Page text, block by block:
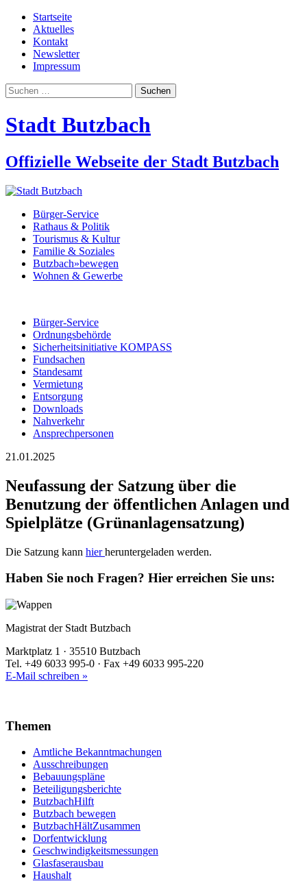
Startseite
Aktuelles
Kontakt
Newsletter
Impressum
Suchen
nach:
Stadt Butzbach
Offizielle Webseite der Stadt Butzbach
Bürger-Service
Rathaus & Politik
Tourismus & Kultur
Familie & Soziales
Butzbach»bewegen
Wohnen & Gewerbe
Bürger-Service
Ordnungsbehörde
Sicherheitsinitiative KOMPASS
Fundsachen
Standesamt
Vermietung
Entsorgung
Downloads
Nahverkehr
Ansprechpersonen
21.01.2025
Neufassung der Satzung über die
Benutzung der öffentlichen Anlagen und
Spielplätze (Grünanlagensatzung)
Die Satzung kann hierheruntergeladen werden.
Haben Sie noch Fragen? Hier erreichen Sie uns:
Magistrat der Stadt Butzbach
Marktplatz 1 · 35510 Butzbach
Tel. +49 6033 995-0 · Fax +49 6033 995-220
E-Mail schreiben »
Themen
Amtliche Bekanntmachungen
Ausschreibungen
Bebauungspläne
Beteiligungsberichte
ButzbachHilft
Butzbach bewegen
ButzbachHältZusammen
Dorfentwicklung
Geschwindigkeitsmessungen
Glasfaserausbau
Haushalt